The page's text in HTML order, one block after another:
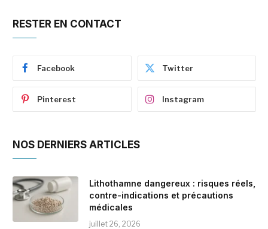
RESTER EN CONTACT
Facebook Twitter
Pinterest Instagram
NOS DERNIERS ARTICLES
Lithothamne dangereux : risques réels,
contre-indications et précautions
médicales
juillet 26, 2026